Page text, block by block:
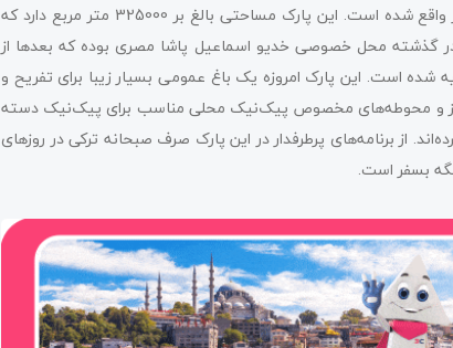
در محله زیبای امیرگان، کنار سواحل بسفر واقع شده است. این پارک مساحتی بالغ بر 325000 متر مربع دارد که
گذشته محل خصوصی خدیو اسماعیل پاشا مصری بوده که بعدها از
شده است. این پارک امروزه یک باغ عمومی بسیار زیبا برای تفریح و
و محوطه‌های مخصوص پیک‌نیک محلی مناسب برای پیک‌نیک دسته
از برنامه‌های پرطرفدار در این پارک صرف صبحانه ترکی در روزهای
بسفر است.